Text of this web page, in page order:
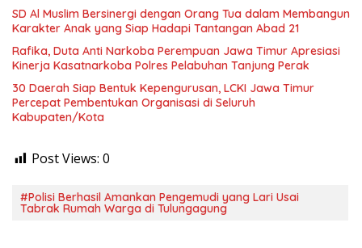
SD Al Muslim Bersinergi dengan Orang Tua dalam Membangun
Karakter Anak yang Siap Hadapi Tantangan Abad 21
Rafika, Duta Anti Narkoba Perempuan Jawa Timur Apresiasi
Kinerja Kasatnarkoba Polres Pelabuhan Tanjung Perak
30 Daerah Siap Bentuk Kepengurusan, LCKI Jawa Timur
Percepat Pembentukan Organisasi di Seluruh
Kabupaten/Kota
Post Views: 0
#Polisi Berhasil Amankan Pengemudi yang Lari Usai
Tabrak Rumah Warga di Tulungagung